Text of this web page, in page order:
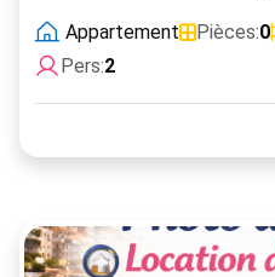
Appartement Pièces:0
Pers:2